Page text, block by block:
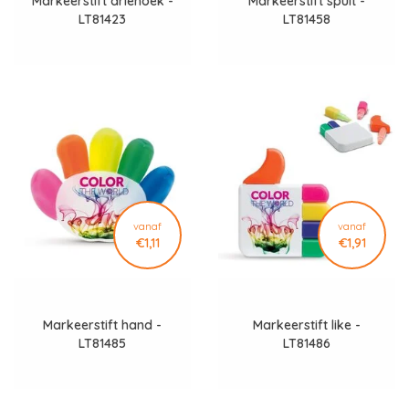
LT81423
LT81458
vanaf
€1,11
Markeerstift hand -
LT81485
vanaf
€1,91
Markeerstift like -
LT81486